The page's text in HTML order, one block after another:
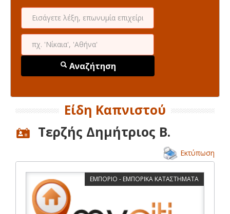
Αναζήτηση
Είδη Καπνιστού
Τερζής Δημήτριος Β.
Εκτύπωση
ΕΜΠΟΡΙΟ - ΕΜΠΟΡΙΚΑ ΚΑΤΑΣΤΗΜΑΤΑ